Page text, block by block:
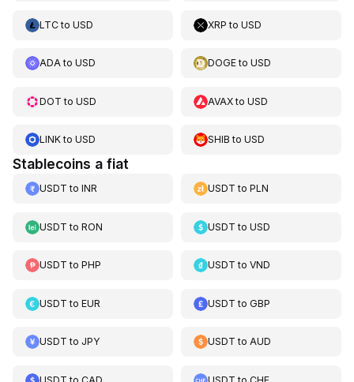
LTCto USD XRP toUSD
ADAto USD DOGEtoUSD
DOT to USD AVAXtoUSD
LINKto USD SHIB toUSD
Stablecoins a fiat
USDT to INR USDT toPLN
USDT to RON USDT toUSD
USDT to PHP USDT toVND
USDT to EUR USDT toGBP
USDT to JPY USDT toAUD
USDT to CAD USDT toCHF